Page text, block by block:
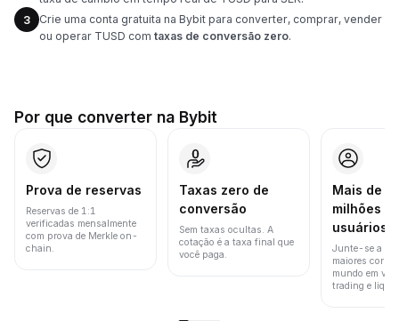
3
Crie uma conta gratuita na Bybit para converter, comprar, vender
ou operar TUSD com taxas de conversão zero.
Por que converter na Bybit
Prova de reservas
Reservas de 1:1
verificadas mensalmente
com prova de Merkle on-
chain.
Taxas zero de
conversão
Sem taxas ocultas. A
cotação é a taxa final que
você paga.
Mais de
milhões
usuários
Junte-se a
maiores
mundo em
trading e